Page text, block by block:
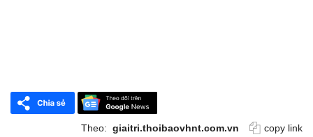
Theo: giaitri.thoibaovhnt.com.vn copy link